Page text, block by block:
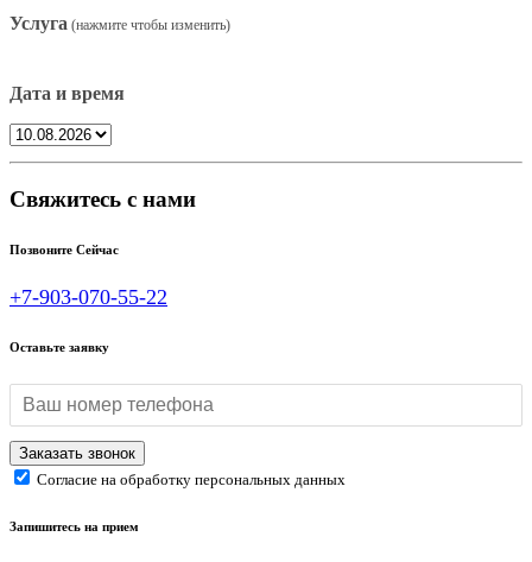
Услуга
Дата и время
Свяжитесь с нами
Позвоните Сейчас
+7-903-070-55-22
Оставьте заявку
Согласие на обработку персональных данных
Запишитесь на прием